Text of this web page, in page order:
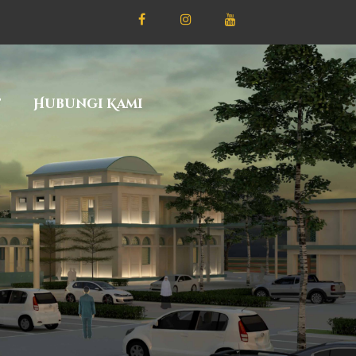
Hubungi Kami